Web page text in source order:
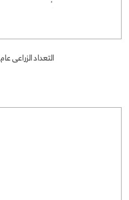
التعداد الزراعى عام 1981